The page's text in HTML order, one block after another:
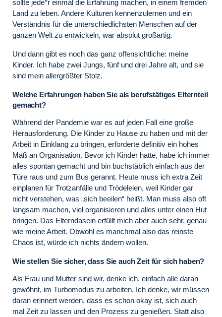
sollte jede*r einmal die Erfahrung machen, in einem fremden
Land zu leben. Andere Kulturen kennenzulernen und ein
Verständnis für die unterschiedlichsten Menschen auf der
ganzen Welt zu entwickeln, war absolut großartig.
Und dann gibt es noch das ganz offensichtliche: meine
Kinder. Ich habe zwei Jungs, fünf und drei Jahre alt, und sie
sind mein allergrößter Stolz.
Welche Erfahrungen haben Sie als berufstätiges Elternteil
gemacht?
Während der Pandemie war es auf jeden Fall eine große
Herausforderung. Die Kinder zu Hause zu haben und mit der
Arbeit in Einklang zu bringen, erforderte definitiv ein hohes
Maß an Organisation. Bevor ich Kinder hatte, habe ich immer
alles spontan gemacht und bin buchstäblich einfach aus der
Türe raus und zum Bus gerannt. Heute muss ich extra Zeit
einplanen für Trotzanfälle und Trödeleien, weil Kinder gar
nicht verstehen, was „sich beeilen“ heißt. Man muss also oft
langsam machen, viel organisieren und alles unter einen Hut
bringen. Das Elterndasein erfüllt mich aber auch sehr, genau
wie meine Arbeit. Obwohl es manchmal also das reinste
Chaos ist, würde ich nichts ändern wollen.
Wie stellen Sie sicher, dass Sie auch Zeit für sich haben?
Als Frau und Mutter sind wir, denke ich, einfach alle daran
gewöhnt, im Turbomodus zu arbeiten. Ich denke, wir müssen
daran erinnert werden, dass es schon okay ist, sich auch
mal Zeit zu lassen und den Prozess zu genießen. Statt also